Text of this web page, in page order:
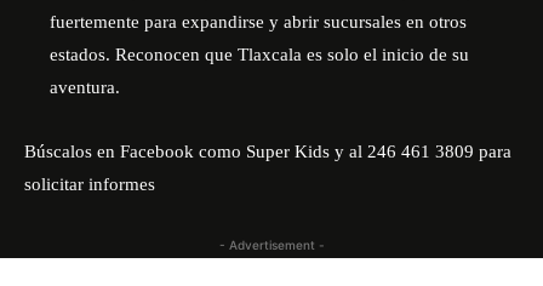
fuertemente para expandirse y abrir sucursales en otros
estados. Reconocen que Tlaxcala es solo el inicio de su
aventura.
Búscalos en Facebook como Super Kids y al 246 461 3809 para
solicitar informes
- Advertisement -